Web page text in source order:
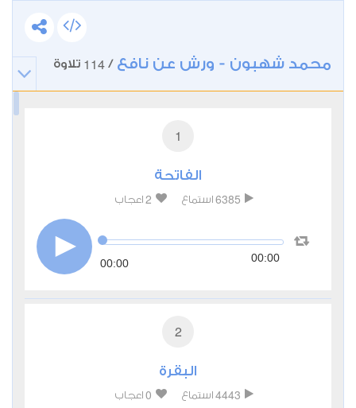
محمد شهبون - ورش عن نافع /
114 تلاوة
1
الفاتحة
6385 استماع 2 اعجاب
00:00 00:00
2
البقرة
4443 استماع 0 اعجاب